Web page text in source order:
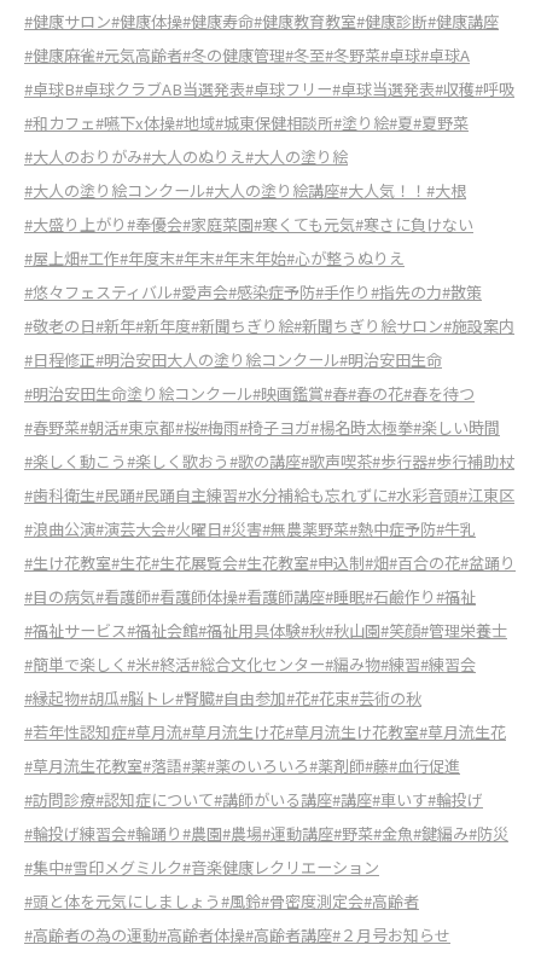
#健康サロン#健康体操#健康寿命#健康教育教室#健康診断#健康講座
#健康麻雀#元気高齢者#冬の健康管理#冬至#冬野菜#卓球#卓球A
#卓球B#卓球クラブAB当選発表#卓球フリー#卓球当選発表#収穫#呼吸
#和カフェ#嚥下x体操#地域#城東保健相談所#塗り絵#夏#夏野菜
#大人のおりがみ#大人のぬりえ #大人の塗り絵
#大人の塗り絵コンクール#大人の塗り絵講座#大人気！！ #大根
#大盛り上がり#奉優会#家庭菜園#寒くても元気#寒さに負けない
#屋上畑#工作#年度末#年末#年末年始#心が整うぬりえ
#悠々フェスティバル#愛声会#感染症予防#手作り#指先の力#散策
#敬老の日#新年#新年度#新聞ちぎり絵#新聞ちぎり絵サロン#施設案内
#日程修正#明治安田大人の塗り絵コンクール#明治安田生命
#明治安田生命塗り絵コンクール#映画鑑賞#春#春の花#春を待つ
#春野菜#朝活#東京都#桜#梅雨#椅子ヨガ#楊名時太極拳#楽しい時間
#楽しく動こう#楽しく歌おう#歌の講座#歌声喫茶#歩行器#歩行補助杖
#歯科衛生#民踊#民踊自主練習#水分補給も忘れずに#水彩音頭#江東区
#浪曲公演#演芸大会#火曜日#災害#無農薬野菜#熱中症予防#牛乳
#生け花教室#生花#生花展覧会#生花教室#申込制#畑#百合の花#盆踊り
#目の病気#看護師#看護師体操#看護師講座#睡眠#石鹼作り#福祉
#福祉サービス#福祉会館#福祉用具体験#秋#秋山園#笑顔#管理栄養士
#簡単で楽しく #米#終活#総合文化センター#編み物#練習#練習会
#縁起物#胡瓜#脳トレ#腎臓#自由参加#花#花束#芸術の秋
#若年性認知症#草月流#草月流生け花#草月流生け花教室#草月流生花
#草月流生花教室#落語#薬#薬のいろいろ#薬剤師#藤#血行促進
#訪問診療#認知症について#講師がいる講座#講座#車いす#輪投げ
#輪投げ練習会#輪踊り#農園#農場#運動講座#野菜#金魚#鍵編み#防災
#集中#雪印メグミルク#音楽健康レクリエーション
#頭と体を元気にしましょう#風鈴#骨密度測定会#高齢者
#高齢者の為の運動#高齢者体操#高齢者講座#２月号お知らせ